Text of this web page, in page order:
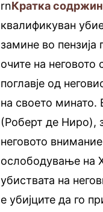
rnКратка
квалификуван
замине во
очите на неговото
поглавје од
на своето минато.
(Роберт де Ниро),
неговото
ослободување на
убиствата на
е убијците да го